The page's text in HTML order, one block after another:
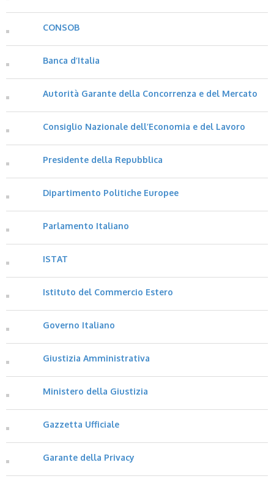
CONSOB
Banca d’Italia
Autorità Garante della Concorrenza e del Mercato
Consiglio Nazionale dell’Economia e del Lavoro
Presidente della Repubblica
Dipartimento Politiche Europee
Parlamento Italiano
ISTAT
Istituto del Commercio Estero
Governo Italiano
Giustizia Amministrativa
Ministero della Giustizia
Gazzetta Ufficiale
Garante della Privacy